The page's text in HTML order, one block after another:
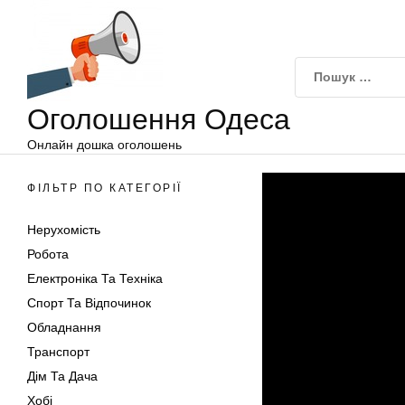
Оголошення Одеса
Онлайн дошка оголошень
ФІЛЬТР ПО КАТЕГОРІЇ
Нерухомість
Робота
Електроніка Та Техніка
Спорт Та Відпочинок
Обладнання
Транспорт
Дім Та Дача
Хобі